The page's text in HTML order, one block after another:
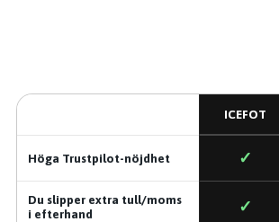
ICEFOT
Höga Trustpilot-nöjdhet ✓
Du slipper extra tull/moms
i efterhand
✓